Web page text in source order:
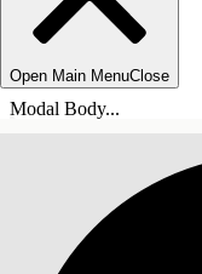
Open Main MenuClose
Modal Body...